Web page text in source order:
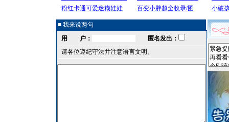
■ 我来说两句
用 户：
匿名发出：
请各位遵纪守法并注意语言文明。